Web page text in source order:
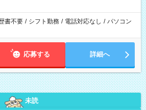
書不要 / シフト勤務 / 電話対応なし / パソコン
応募する 詳細へ
未読